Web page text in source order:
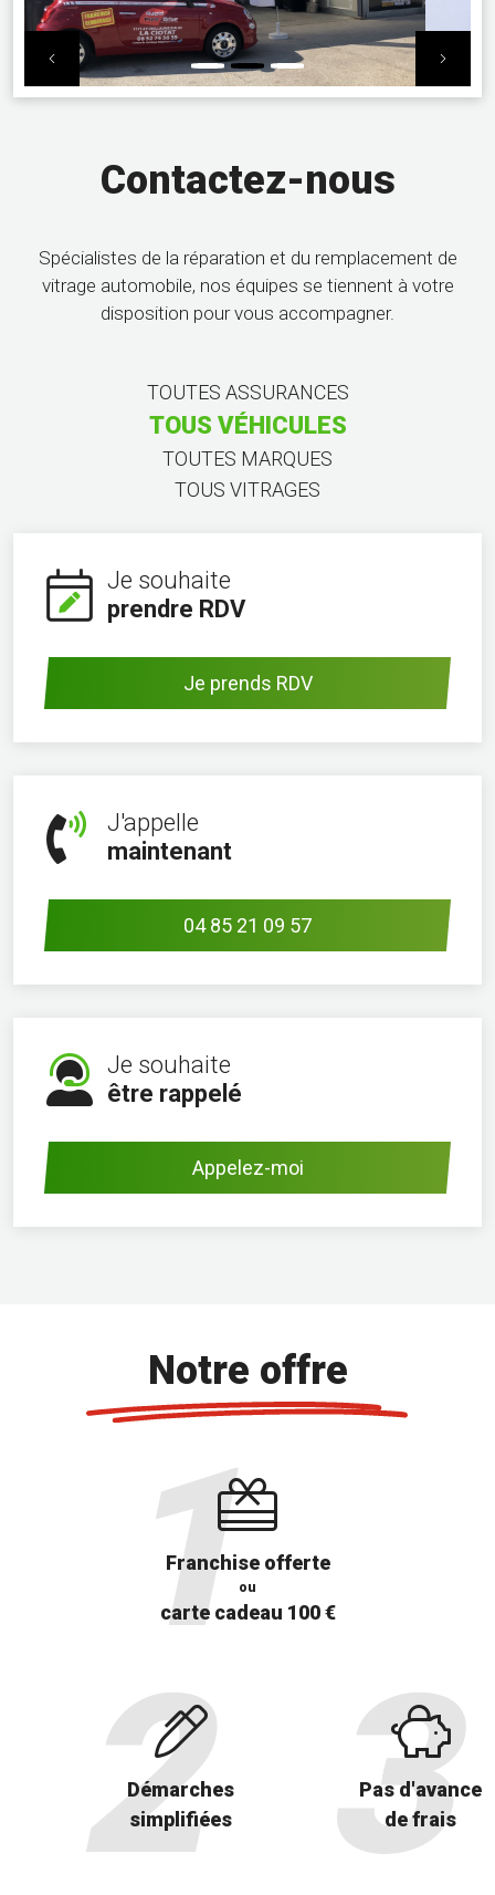
Previous
Contactez-nous
Spécialistes de la réparation et du remplacement de
vitrage automobile, nos équipes se tiennent à votre
disposition pour vous accompagner.
TOUTES ASSURANCES
TOUS VÉHICULES
TOUTES MARQUES
TOUS VITRAGES
Je souhaite
prendre RDV
Je prends RDV
J'appelle
maintenant
04 85 21 09 57
Je souhaite
être rappelé
Appelez-moi
Notre offre
Franchise offerte
ou
carte cadeau 100 €
Démarches
simplifiées
Pas d'avance
de frais